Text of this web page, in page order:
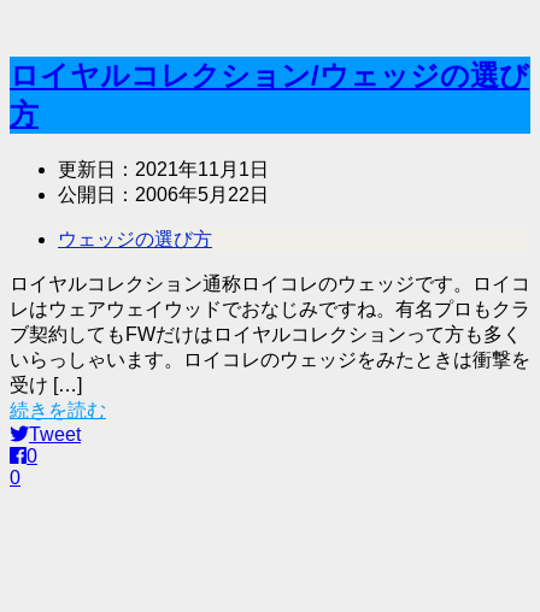
ロイヤルコレクション/ウェッジの選び
方
更新日： 2021年11月1日
公開日： 2006年5月22日
ウェッジの選び方
ロイヤルコレクション通称ロイコレのウェッジです。ロイコ
レはウェアウェイウッドでおなじみですね。有名プロもクラ
ブ契約してもFWだけはロイヤルコレクションって方も多く
いらっしゃいます。ロイコレのウェッジをみたときは衝撃を
受け […]
続きを読む
Tweet
0
0